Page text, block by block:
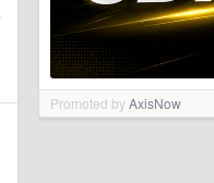
Promoted byAxisNow